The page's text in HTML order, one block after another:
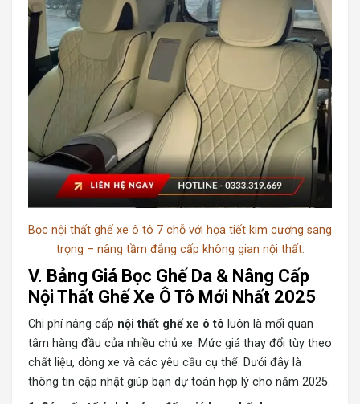
Bọc nội thất ghế xe ô tô 7 chỗ với họa tiết kim cương sang
trọng – nâng tầm đẳng cấp không gian nội thất.
V. Bảng Giá Bọc Ghế Da & Nâng Cấp
Nội Thất Ghế Xe Ô Tô Mới Nhất 2025
Chi phí nâng cấp nội thất ghế xe ô tô luôn là mối quan
tâm hàng đầu của nhiều chủ xe. Mức giá thay đổi tùy theo
chất liệu, dòng xe và các yêu cầu cụ thể. Dưới đây là
thông tin cập nhật giúp bạn dự toán hợp lý cho năm 2025.